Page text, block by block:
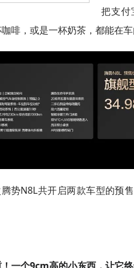
把支付
啡，或是一杯奶茶，都能在车
势N8L共开启两款车型的预